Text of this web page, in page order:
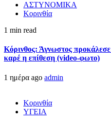
ΑΣΤΥΝΟΜΙΚΑ
Κορινθία
1 min read
Κόρινθος: Άγνωστος
καρέ η επίθεση (video-φωτο)
1 ημέρα ago admin
Κορινθία
ΥΓΕΙΑ